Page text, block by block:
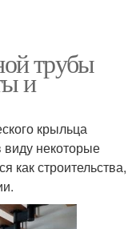
трубы
и
крыльца
некоторые
как строительства,